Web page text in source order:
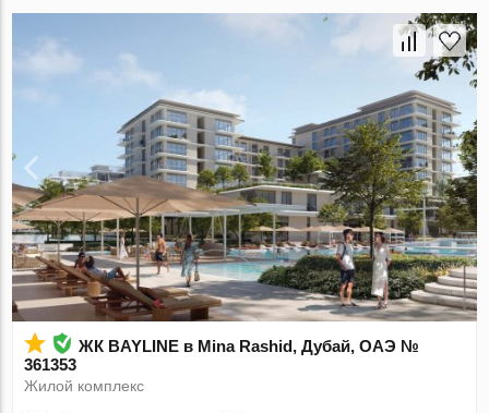
ЖК BAYLINE в Mina Rashid, Дубай, ОАЭ №
361353
Жилой комплекс